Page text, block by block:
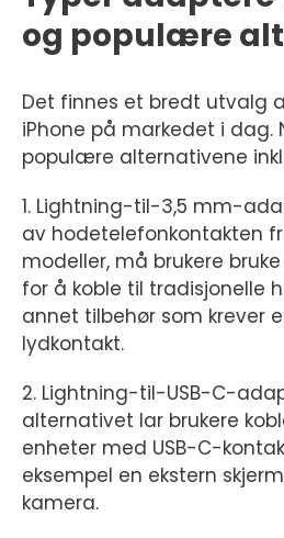
og populære
Det finnes et bredt utvalg
iPhone på markedet i dag.
populære alternativene
1. Lightning-til-3,5 mm-
av hodetelefonkontakten
modeller, må brukere
for å koble til tradisjonelle
annet tilbehør som krever
lydkontakt.
2. Lightning-til-USB-C-
alternativet lar brukere
enheter med USB-C-
eksempel en ekstern
kamera.